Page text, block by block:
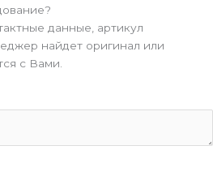
данные, артикул
найдет оригинал или
с Вами.